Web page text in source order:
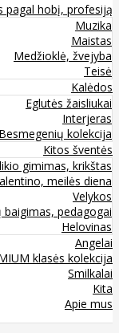
pagal hobį, profesiją
Muzika
Maistas
Medžioklė, žvejyba
Teisė
Kalėdos
Eglutės žaisliukai
Interjeras
Besmegenių kolekcija
Kitos šventės
gimimas, krikštas
meilės diena
Velykos
pedagogai
Helovinas
Angelai
klasės kolekcija
Smilkalai
Kita
Apie mus